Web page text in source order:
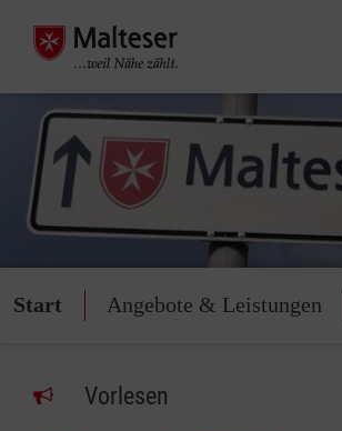
Start Angebote & Leistungen
Vorlesen